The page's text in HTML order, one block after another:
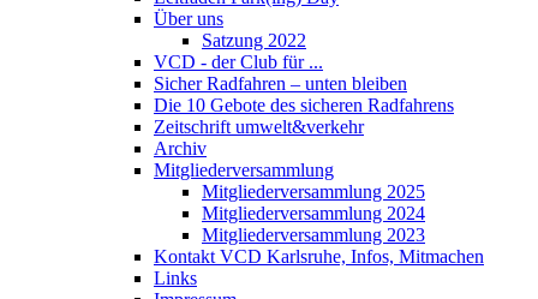
Über uns
Satzung 2022
VCD - der Club für ...
Sicher Radfahren – unten bleiben
Die 10 Gebote des sicheren Radfahrens
Zeitschrift umwelt&verkehr
Archiv
Mitgliederversammlung
Mitgliederversammlung 2025
Mitgliederversammlung 2024
Mitgliederversammlung 2023
Kontakt VCD Karlsruhe, Infos, Mitmachen
Links